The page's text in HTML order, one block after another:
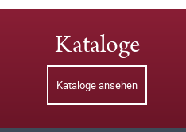
Kataloge
Kataloge ansehen